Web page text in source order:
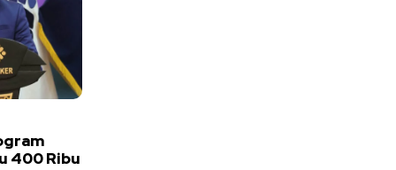
400 Ribu